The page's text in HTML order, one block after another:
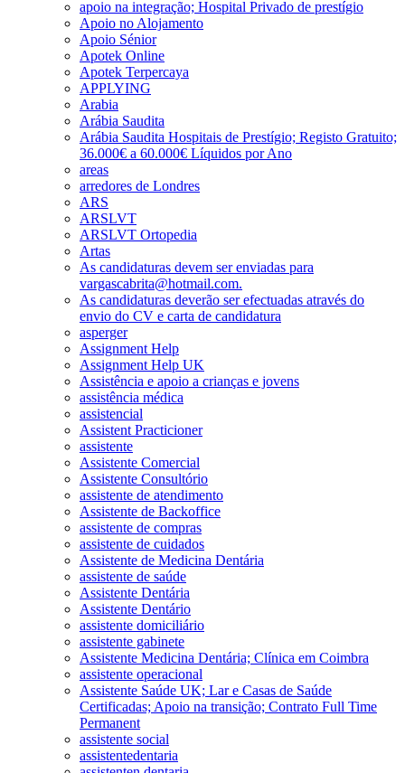
apoio na integração; Hospital Privado de prestígio
Apoio no Alojamento
Apoio Sénior
Apotek Online
Apotek Terpercaya
APPLYING
Arabia
Arábia Saudita
Arábia Saudita Hospitais de Prestígio; Registo Gratuito;
36.000€ a 60.000€ Líquidos por Ano
areas
arredores de Londres
ARS
ARSLVT
ARSLVT Ortopedia
Artas
As candidaturas devem ser enviadas para
vargascabrita@hotmail.com.
As candidaturas deverão ser efectuadas através do
envio do CV e carta de candidatura
asperger
Assignment Help
Assignment Help UK
Assistência e apoio a crianças e jovens
assistência médica
assistencial
Assistent Practicioner
assistente
Assistente Comercial
Assistente Consultório
assistente de atendimento
Assistente de Backoffice
assistente de compras
assistente de cuidados
Assistente de Medicina Dentária
assistente de saúde
Assistente Dentária
Assistente Dentário
assistente domiciliário
assistente gabinete
Assistente Medicina Dentária; Clínica em Coimbra
assistente operacional
Assistente Saúde UK; Lar e Casas de Saúde
Certificadas; Apoio na transição; Contrato Full Time
Permanent
assistente social
assistentedentaria